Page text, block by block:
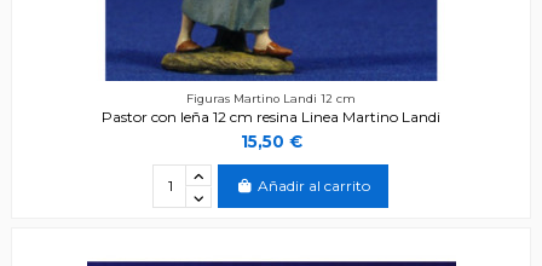
Figuras Martino Landi 12 cm
Pastor con leña 12 cm resina Linea Martino Landi
15,50 €
Añadir al carrito